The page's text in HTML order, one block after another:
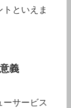
といえま
義
サービス